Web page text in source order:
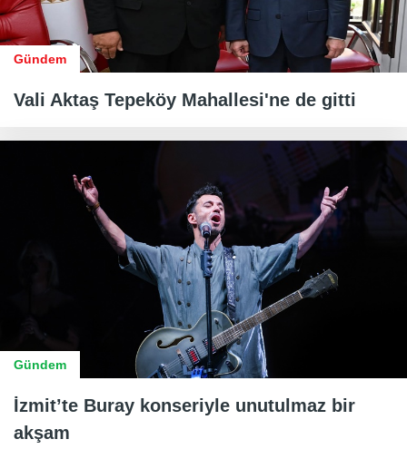
Gündem
Vali Aktaş Tepeköy Mahallesi'ne de gitti
Gündem
İzmit’te Buray konseriyle unutulmaz bir
akşam